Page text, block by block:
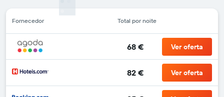
Fornecedor Total por noite
68 € Ver oferta
82 € Ver oferta